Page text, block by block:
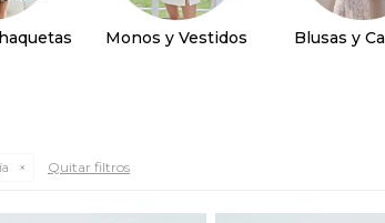
Monos y Vestidos Blusas y
Quitar filtros